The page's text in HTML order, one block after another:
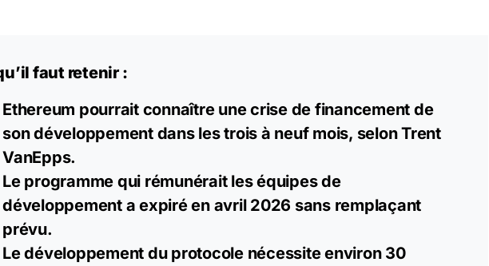
faut retenir :
Ethereum pourrait connaître une crise de financement de
son développement dans les trois à neuf mois, selon Trent
VanEpps.
Le programme qui rémunérait les équipes de
développement a expiré en avril 2026 sans remplaçant
prévu.
Le développement du protocole nécessite environ 30